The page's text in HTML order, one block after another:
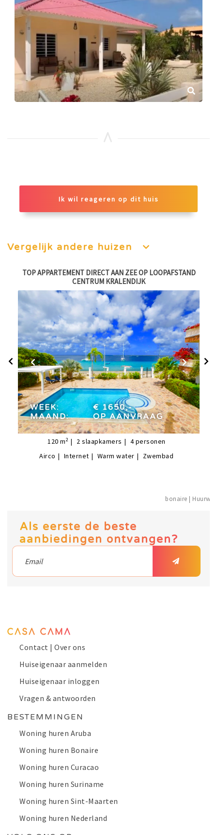
Ik wil reageren op dit huis
Vergelijk andere huizen
TOP APPARTEMENT DIRECT AAN ZEE OP LOOPAFSTAND
CENTRUM KRALENDIJK
week:€ 1650,-
maand:op aanvraag
WEEK:
€ 1650,-
MAAND:
OP AANVRAAG
120 m2 2 slaapkamers 4personen
Airco
Internet Warm water Zwembad
bonaire |
Als eerste de beste
aanbiedingen ontvangen?
Contact | Over ons
Huiseigenaar aanmelden
Huiseigenaar inloggen
Vragen & antwoorden
BESTEMMINGEN
Woning huren Aruba
Woning huren Bonaire
Woning huren Curacao
Woning huren Suriname
Woning huren Sint-Maarten
Woning huren Nederland